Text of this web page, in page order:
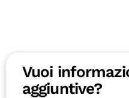
Vuoi
aggiuntive?